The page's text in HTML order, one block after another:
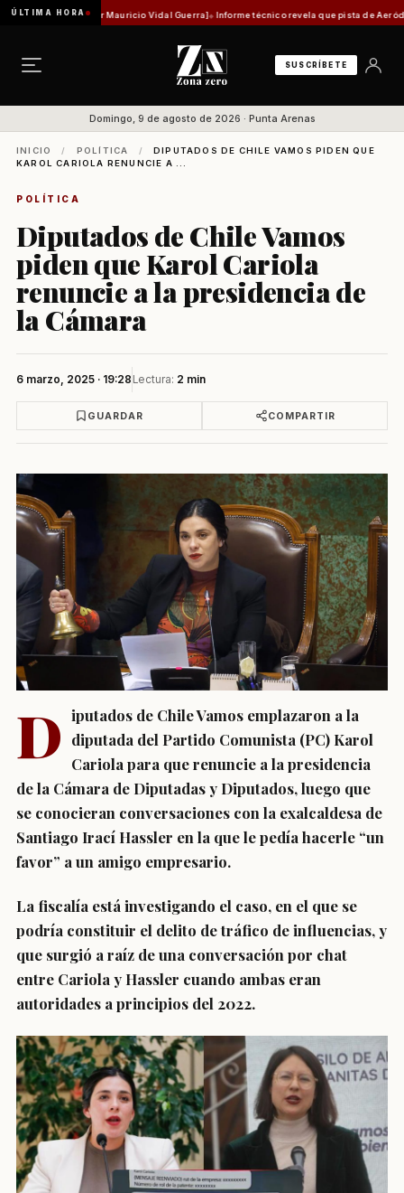
ÚLTIMA HORA
[Por Mauricio Vidal Guerra] Informe técnico revela que pista de Aeródromo de
SUSCRÍBETE
Domingo, 9 de agosto de 2026 · Punta Arenas
INICIO / POLÍTICA /
DIPUTADOS DE CHILE VAMOS PIDEN QUE
KAROL CARIOLA RENUNCIE A ...
POLÍTICA
Diputados de Chile Vamos
piden que Karol Cariola
renuncie a la presidencia de
la Cámara
6 marzo, 2025 · 19:28 Lectura: 2 min
GUARDAR COMPARTIR
D iputados de Chile Vamos emplazaron a la
diputada del Partido Comunista (PC) Karol
Cariola para que renuncie a la presidencia
de la Cámara de Diputadas y Diputados, luego que
se conocieran conversaciones con la exalcaldesa de
Santiago Irací Hassler en la que le pedía hacerle “un
favor” a un amigo empresario.
La fiscalía está investigando el caso, en el que se
podría constituir el delito de tráfico de influencias,y
que surgió a raíz de una conversación por chat
entre Cariola y Hassler cuando ambas eran
autoridades a principios del 2022.